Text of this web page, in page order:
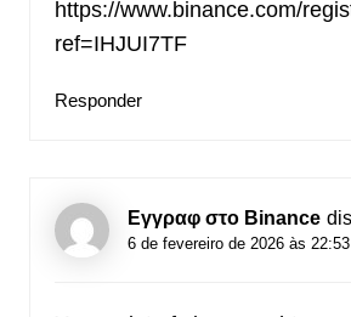
https://www.binance.com/
ref=IHJUI7TF
Responder
Εγγραφ στο Binance
6 de fevereiro de 2026 às 22:53